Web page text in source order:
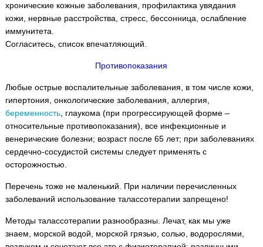
хронические кожные заболевания, профилактика увядания
кожи, нервные расстройства, стресс, бессонница, ослабление
иммунитета.
Согласитесь, список впечатляющий.
Противопоказания
Любые острые воспалительные заболевания, в том числе кожи,
гипертония, онкологические заболевания, аллергия,
беременность, глаукома (при прогрессирующей форме –
относительные противопоказания), все инфекционные и
венерические болезни; возраст после 65 лет; при заболеваниях
сердечно-сосудистой системы следует применять с
осторожностью.
Перечень тоже не маленький. При наличии перечисленных
заболеваний использование талассотерапии запрещено!
Методы талассотерапии разнообразны. Лечат, как мы уже
знаем, морской водой, морской грязью, солью, водорослями,